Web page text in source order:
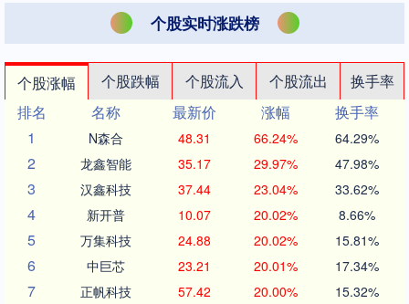
个股实时涨跌榜
个股涨幅 个股跌幅 个股流入 个股流出
换手率
排名
名称 最新价 涨幅
换手率
1
N森合 48.31 66.24% 64.29%
2 龙鑫智能 35.17 29.97% 47.98%
3 汉鑫科技 37.44 23.04% 33.62%
4 新开普 10.07 20.02% 8.66%
5 万集科技 24.88 20.02% 15.81%
6 中巨芯 23.21 20.01% 17.34%
7 正帆科技 57.42 20.00% 15.32%